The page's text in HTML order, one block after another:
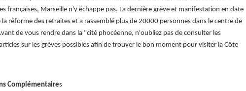
françaises, Marseille n'y échappe pas. La dernière grève et manifestation en date
réforme des retraites et a rassemblé plus de 20000 personnes dans le centre de
de vous rendre dans la "cité phocéenne, n'oubliez pas de consulter les
sur les grèves possibles afin de trouver le bon moment pour visiter la Côte
Complémentaires